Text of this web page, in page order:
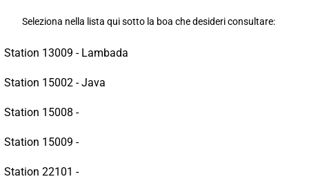
Seleziona nella lista qui sotto la boa che desideri consultare:
Station 13009 - Lambada
Station 15002 - Java
Station 15008 -
Station 15009 -
Station 22101 -